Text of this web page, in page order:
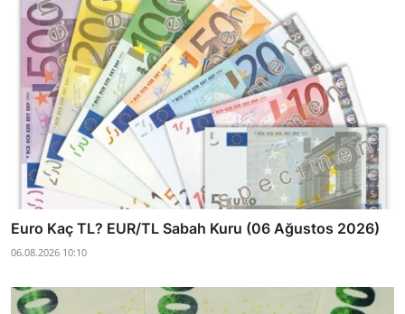
Euro Kaç TL? EUR/TL Sabah Kuru (06 Ağustos 2026)
06.08.2026 10:10